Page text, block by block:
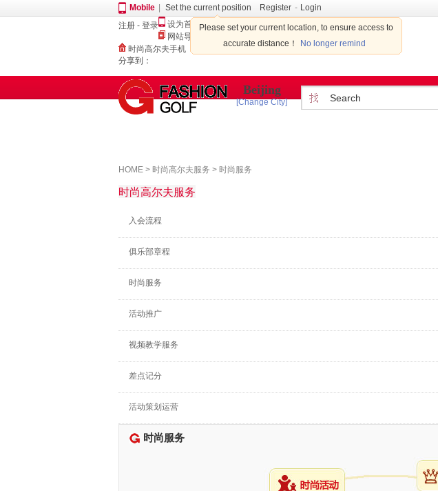
Mobile Set the current position
Please set your current location, to ensure access to
accurate distance！
No longer remind
Register - Login
注册 - 登录
设为首页
网站导航
时尚高尔夫手机
分享到：
Beijing
[Change City]
HOME > 时尚高尔夫服务 > 时尚服务
时尚高尔夫服务
入会流程
俱乐部章程
时尚服务
活动推广
视频教学服务
差点记分
活动策划运营
时尚服务